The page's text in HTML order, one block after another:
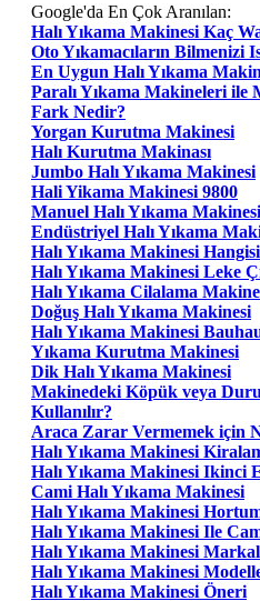
Google'da En Çok Aranılan:
Halı Yıkama Makinesi Kaç
Oto Yıkamacıların Bilmenizi
En Uygun Halı Yıkama
Paralı Yıkama Makineleri ile
Fark Nedir?
Yorgan Kurutma Makinesi
Halı Kurutma Makinası
Jumbo Halı Yıkama Makinesi
Hali Yikama Makinesi 9800
Manuel Halı Yıkama
Endüstriyel Halı Yıkama
Halı Yıkama Makinesi
Halı Yıkama Makinesi Leke
Halı Yıkama Cilalama
Doğuş Halı Yıkama Makinesi
Halı Yıkama Makinesi
Yıkama Kurutma Makinesi
Dik Halı Yıkama Makinesi
Makinedeki Köpük veya
Kullanılır?
Araca Zarar Vermemek için
Halı Yıkama Makinesi
Halı Yıkama Makinesi Ikinci
Cami Halı Yıkama Makinesi
Halı Yıkama Makinesi
Halı Yıkama Makinesi Ile
Halı Yıkama Makinesi
Halı Yıkama Makinesi
Halı Yıkama Makinesi Öneri